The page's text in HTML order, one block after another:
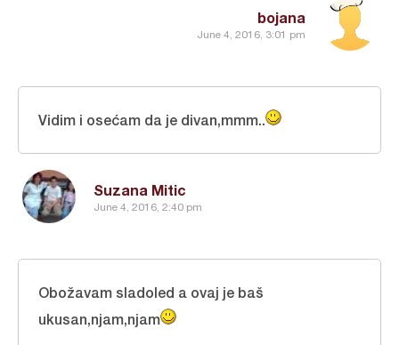
bojana
June 4, 2016, 3:01 pm
Suzana Mitic
June 4, 2016, 2:40 pm
Vidim i osećam da je divan,mmm..
Obožavam sladoled a ovaj je baš
ukusan,njam,njam